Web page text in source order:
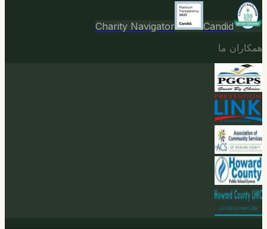
Charity Navigator
Candid
همکاران ما